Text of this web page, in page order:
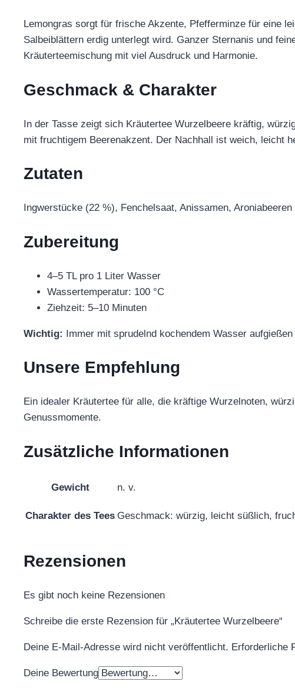
Lemongras sorgt für frische Akzente, Pfefferminze für eine
Salbeiblättern erdig unterlegt wird. Ganzer Sternanis und
Kräuterteemischung mit viel Ausdruck und Harmonie.
Geschmack & Charakter
In der Tasse zeigt sich Kräutertee Wurzelbeere kräftig,
mit fruchtigem Beerenakzent. Der Nachhall ist weich, leicht
Zutaten
Ingwerstücke (22 %), Fenchelsaat, Anissamen,
Zubereitung
4–5 TL pro 1 Liter Wasser
Wassertemperatur: 100 °C
Ziehzeit: 5–10 Minuten
Wichtig: Immer mit sprudelnd kochendem Wasser
Unsere Empfehlung
Ein idealer Kräutertee für alle, die kräftige Wurzelnoten,
Genussmomente.
Zusätzliche Informationen
Gewicht n. v.
Charakter des Tees Geschmack: würzig, leicht süßlich,
Rezensionen
Es gibt noch keine Rezensionen
Schreibe die erste Rezension für „Kräutertee Wurzelbeere“
Deine E-Mail-Adresse wird nicht veröffentlicht. Erforderliche
Deine Bewertung